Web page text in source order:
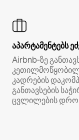
აპარტამენტებს
Airbnb‑ზე
კადრების
განთავსების
ცვლილების